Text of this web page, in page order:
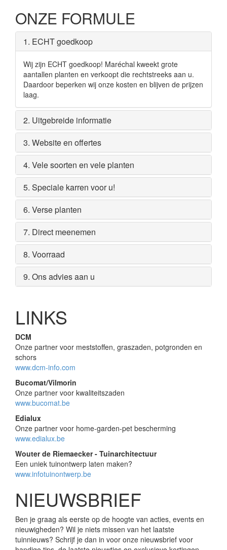
ONZE FORMULE
1. ECHT goedkoop
Wij zijn ECHT goedkoop! Maréchal kweekt grote
aantallen planten en verkoopt die rechtstreeks aan u.
Daardoor beperken wij onze kosten en blijven de prijzen
laag.
2. Uitgebreide informatie
3. Website en offertes
4. Vele soorten en vele planten
5. Speciale karren voor u!
6. Verse planten
7. Direct meenemen
8. Voorraad
9. Ons advies aan u
LINKS
DCM
Onze partner voor meststoffen, graszaden, potgronden en
schors
www.dcm-info.com
Bucomat/Vilmorin
Onze partner voor kwaliteitszaden
www.bucomat.be
Edialux
Onze partner voor home-garden-pet bescherming
www.edialux.be
Wouter de Riemaecker - Tuinarchitectuur
Een uniek tuinontwerp laten maken?
www.infotuinontwerp.be
NIEUWSBRIEF
Ben je graag als eerste op de hoogte van acties, events en
nieuwigheden? Wil je niets missen van het laatste
tuinnieuws? Schrijf je dan in voor onze nieuwsbrief voor